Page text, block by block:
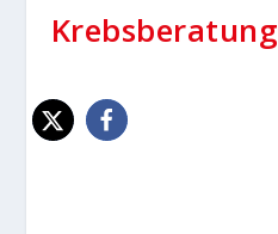
Krebsberatung